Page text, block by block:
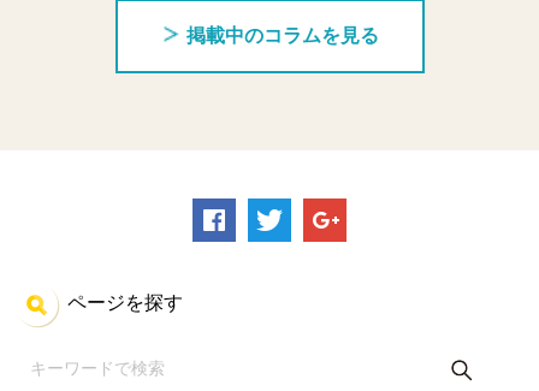
掲載中のコラムを見る
ページを探す